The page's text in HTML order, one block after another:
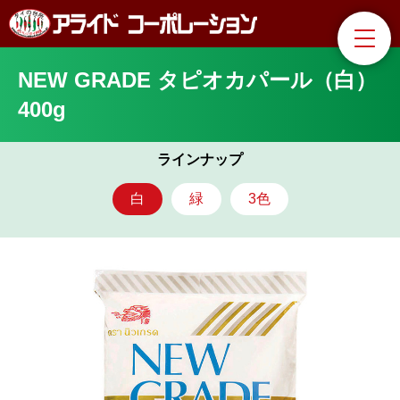
NEW GRADE タピオカパール（白）
400g
ラインナップ
白 緑 3色